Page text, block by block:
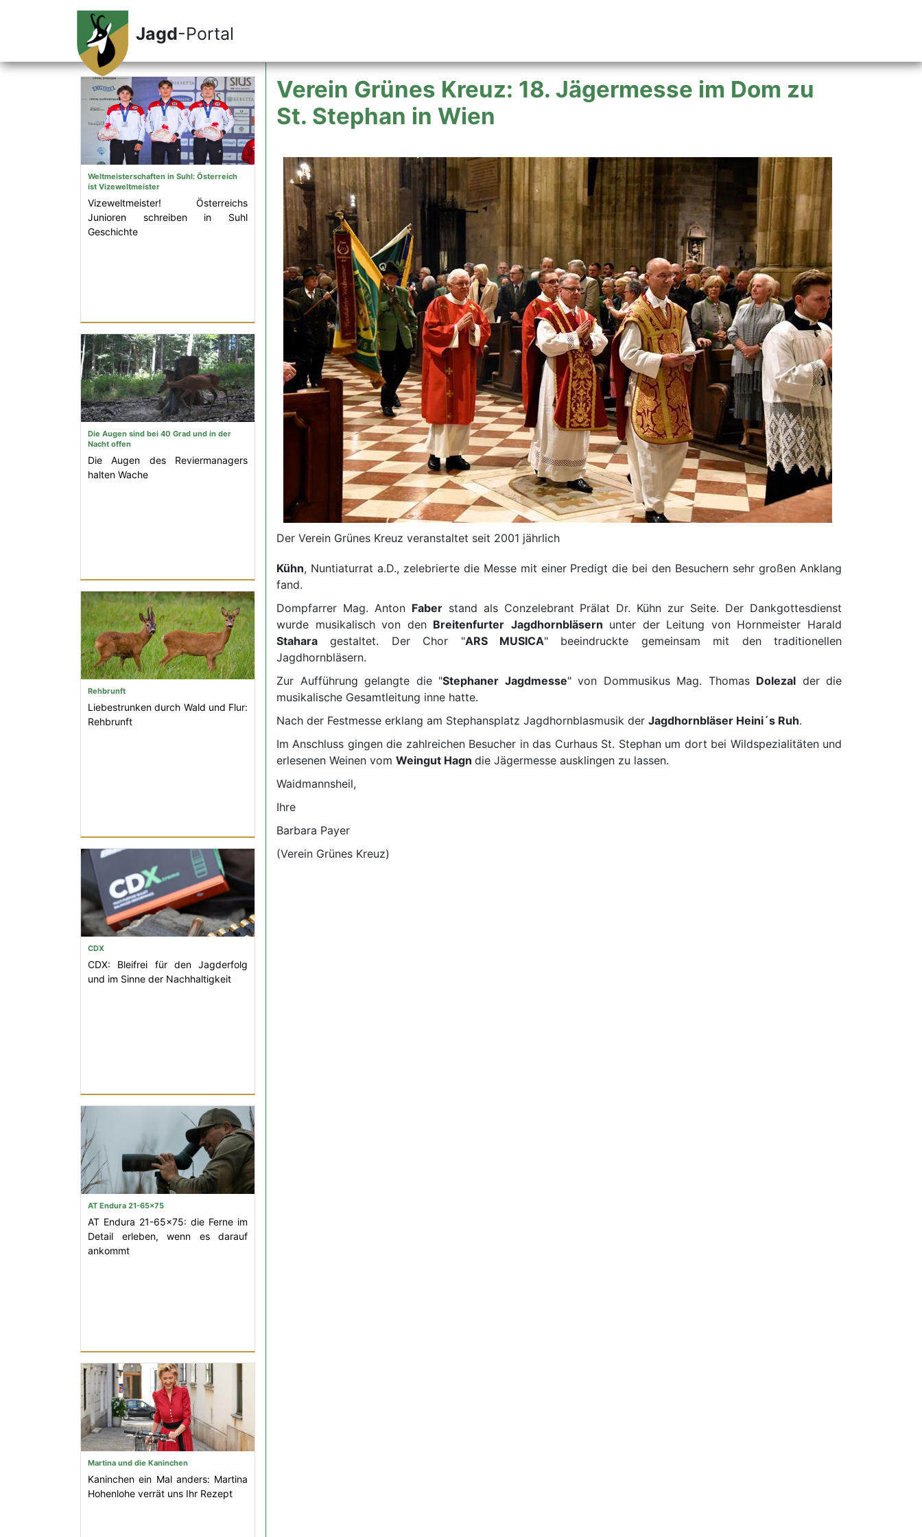
Jagd-Portal
Weltmeisterschaften in Suhl: Österreich
ist Vizeweltmeister
Vizeweltmeister! Österreichs
Junioren schreiben in Suhl
Geschichte
Die Augen sind bei 40 Grad und in der
Nacht offen
Die Augen des Reviermanagers
halten Wache
Rehbrunft
Liebestrunken durch Wald und Flur:
Rehbrunft
CDX
CDX: Bleifrei für den Jagderfolg
und im Sinne der Nachhaltigkeit
AT Endura 21-65x75
AT Endura 21-65x75: die Ferne im
Detail erleben, wenn es darauf
ankommt
Martina und die Kaninchen
Kaninchen ein Mal anders: Martina
Hohenlohe verrät uns Ihr Rezept
Verein Grünes Kreuz: 18. Jägermesse im Dom zu
St. Stephan in Wien
Der Verein Grünes Kreuz veranstaltet seit 2001 jährlich
Kühn, Nuntiaturrat a.D., zelebrierte die Messe mit einer Predigt die bei den Besuchern sehr großen Anklang
fand.
Dompfarrer Mag. Anton Faberstand als Conzelebrant Prälat Dr. Kühn zur Seite. Der Dankgottesdienst
wurde musikalisch von den Breitenfurter Jagdhornbläsern unter der Leitung von Hornmeister Harald
Stahara gestaltet. Der Chor "ARS MUSICA" beeindruckte gemeinsam mit den traditionellen
Jagdhornbläsern.
Zur Aufführung gelangte die "Stephaner Jagdmesse" von Dommusikus Mag. Thomas Dolezal der die
musikalische Gesamtleitung inne hatte.
Nach der Festmesse erklang am Stephansplatz Jagdhornblasmusik der Jagdhornbläser Heini´s Ruh.
Im Anschluss gingen die zahlreichen Besucher in das Curhaus St. Stephan um dort bei Wildspezialitäten und
erlesenen Weinen vom Weingut Hagn die Jägermesse ausklingen zu lassen.
Waidmannsheil,
Ihre
Barbara Payer
(Verein Grünes Kreuz)